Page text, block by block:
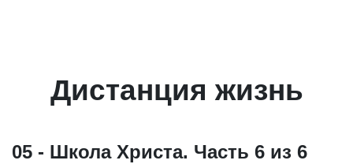
Дистанция жизнь
05 - Школа Христа. Часть 6 из 6